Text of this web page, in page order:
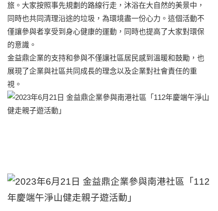
旅。大家按照事先規劃的路線行走，沐浴在大自然的美景中，
同時也共同清理沿途的垃圾，為環境盡一份心力。這個活動不
僅讓參與者享受到身心健康的運動，同時也提高了大家對環保
的意識。
金益鼎企業的支持和參與不僅讓社區居民感到溫暖和鼓勵，也
展現了企業與社區共同成長的理念以及企業對社會責任的重
視。